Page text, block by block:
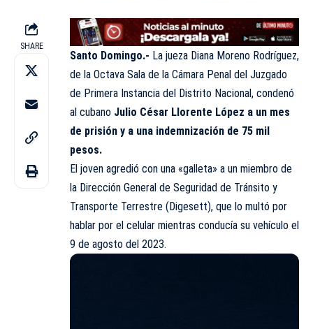
SHARE
Santo Domingo.- La jueza Diana Moreno Rodríguez,
de la Octava Sala de la Cámara Penal del Juzgado
de Primera Instancia del Distrito Nacional, condenó
al cubano Julio César Llorente López a un mes
de prisión y a una indemnización de 75 mil
pesos.
El joven agredió con una «galleta» a un miembro de
la Dirección General de Seguridad de Tránsito y
Transporte Terrestre (Digesett), que lo multó por
hablar por el celular mientras conducía su vehículo el
9 de agosto del 2023.